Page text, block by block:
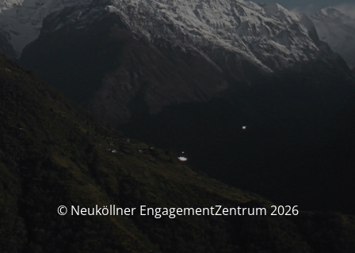
© Neuköllner EngagementZentrum 2026